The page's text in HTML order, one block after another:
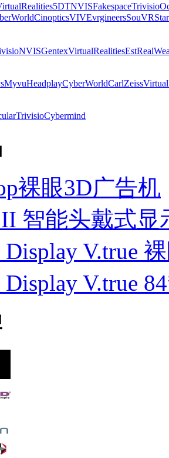
5DTNVISFakespaceTrivisio
CinopticsVIVEvrgineersSouVR
NVISGentexVirtualRealitiesEst
MyvuHeadplayCyberWorldCarlZeiss
TrivisioCybermind
裸眼3D广告机
智能头戴式显
V.true
Display V.true